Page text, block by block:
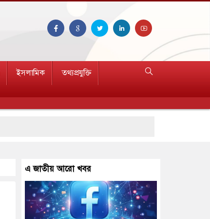
ইসলামিক তথ্যপ্রযুক্তি
এ জাতীয় আরো খবর